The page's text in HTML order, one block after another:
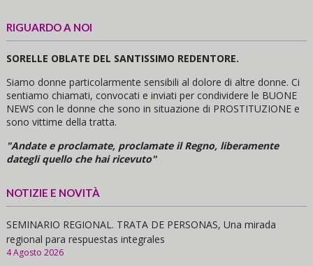
RIGUARDO A NOI
SORELLE OBLATE DEL SANTISSIMO REDENTORE.
Siamo donne particolarmente sensibili al dolore di altre donne. Ci
sentiamo chiamati, convocati e inviati per condividere le BUONE
NEWS con le donne che sono in situazione di PROSTITUZIONE e
sono vittime della tratta.
"Andate e proclamate, proclamate il Regno, liberamente
dategli quello che hai ricevuto"
NOTIZIE E NOVITÀ
SEMINARIO REGIONAL. TRATA DE PERSONAS, Una mirada
regional para respuestas integrales
4 Agosto 2026